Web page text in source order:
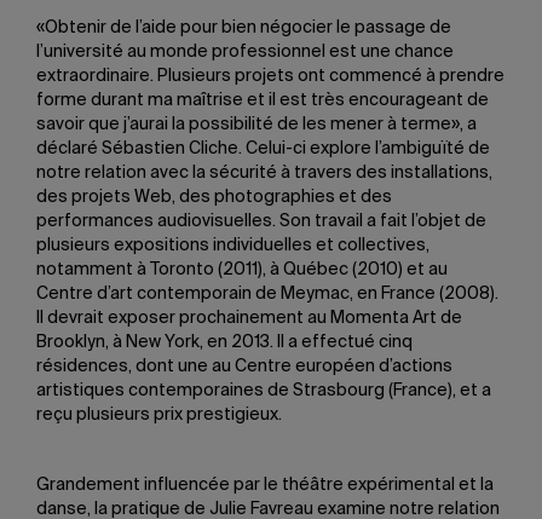
«Obtenir de l’aide pour bien négocier le passage de
l’université au monde professionnel est une chance
extraordinaire. Plusieurs projets ont commencé à prendre
forme durant ma maîtrise et il est très encourageant de
savoir que j’aurai la possibilité de les mener à terme», a
déclaré Sébastien Cliche. Celui-ci explore l’ambiguïté de
notre relation avec la sécurité à travers des installations,
des projets Web, des photographies et des
performances audiovisuelles. Son travail a fait l’objet de
plusieurs expositions individuelles et collectives,
notamment à Toronto (2011), à Québec (2010) et au
Centre d’art contemporain de Meymac, en France (2008).
Il devrait exposer prochainement au Momenta Art de
Brooklyn, à New York, en 2013. Il a effectué cinq
résidences, dont une au Centre européen d’actions
artistiques contemporaines de Strasbourg (France), et a
reçu plusieurs prix prestigieux.
Grandement influencée par le théâtre expérimental et la
danse, la pratique de Julie Favreau examine notre relation